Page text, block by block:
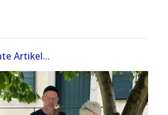
Artikel...